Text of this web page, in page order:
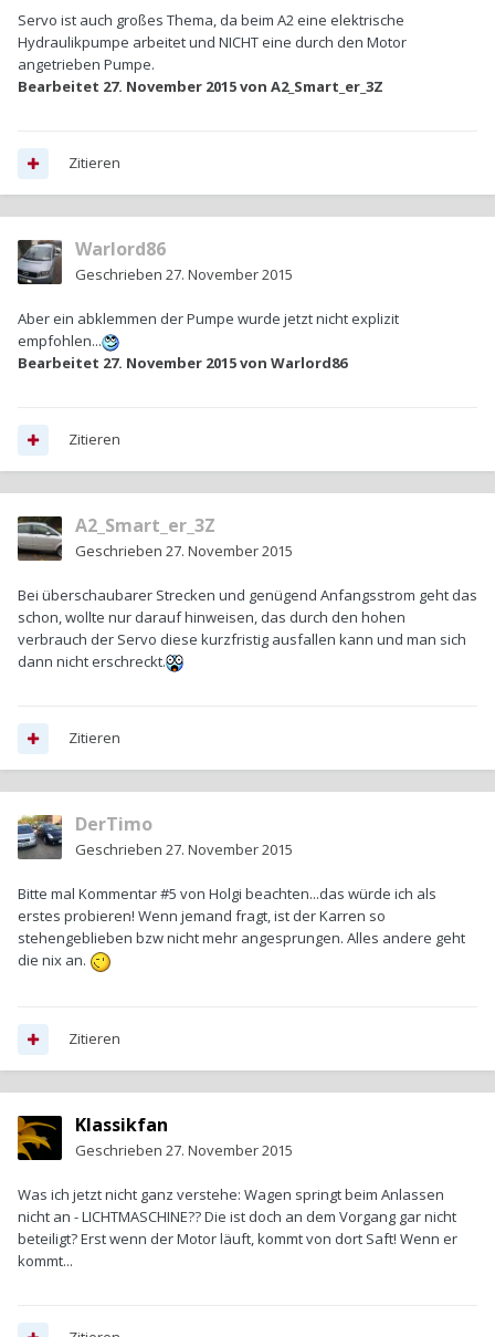
Servo ist auch großes Thema, da beim A2 eine elektrische
Hydraulikpumpe arbeitet und NICHT eine durch den Motor
angetrieben Pumpe.
Bearbeitet 27. November 2015von A2_Smart_er_3Z
Zitieren
Warlord86
Geschrieben 27. November 2015
Aber ein abklemmen der Pumpe wurde jetzt nicht explizit
empfohlen...
Bearbeitet 27. November 2015von Warlord86
Zitieren
A2_Smart_er_3Z
Geschrieben 27. November 2015
Bei überschaubarer Strecken und genügend Anfangsstrom geht das
schon, wollte nur darauf hinweisen, das durch den hohen
verbrauch der Servo diese kurzfristig ausfallen kann und man sich
dann nicht erschreckt.
Zitieren
DerTimo
Geschrieben 27. November 2015
Bitte mal Kommentar #5 von Holgi beachten...das würde ich als
erstes probieren! Wenn jemand fragt, ist der Karren so
stehengeblieben bzw nicht mehr angesprungen. Alles andere geht
die nix an.
Zitieren
Klassikfan
Geschrieben 27. November 2015
Was ich jetzt nicht ganz verstehe: Wagen springt beim Anlassen
nicht an - LICHTMASCHINE?? Die ist doch an dem Vorgang gar nicht
beteiligt? Erst wenn der Motor läuft, kommt von dort Saft! Wenn er
kommt...